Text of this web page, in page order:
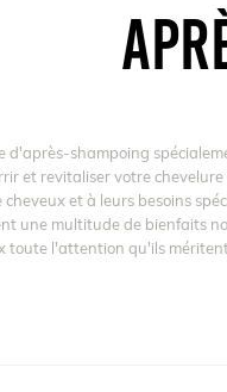
d'après-shampoing
et revitaliser votre
et à leurs besoins
une multitude de bienfaits
toute l'attention qu'ils